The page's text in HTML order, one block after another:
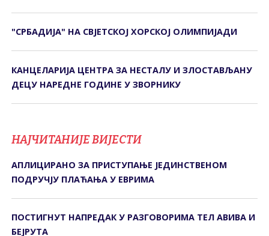
"СРБАДИЈА" НА СВЈЕТСКОЈ ХОРСКОЈ ОЛИМПИЈАДИ
КАНЦЕЛАРИЈА ЦЕНТРА ЗА НЕСТАЛУ И ЗЛОСТАВЉАНУ
ДЕЦУ НАРЕДНЕ ГОДИНЕ У ЗВОРНИКУ
НАЈЧИТАНИЈЕ ВИЈЕСТИ
АПЛИЦИРАНО ЗА ПРИСТУПАЊЕ ЈЕДИНСТВЕНОМ
ПОДРУЧЈУ ПЛАЋАЊА У ЕВРИМА
ПОСТИГНУТ НАПРЕДАК У РАЗГОВОРИМА ТЕЛ АВИВА И
БЕЈРУТА